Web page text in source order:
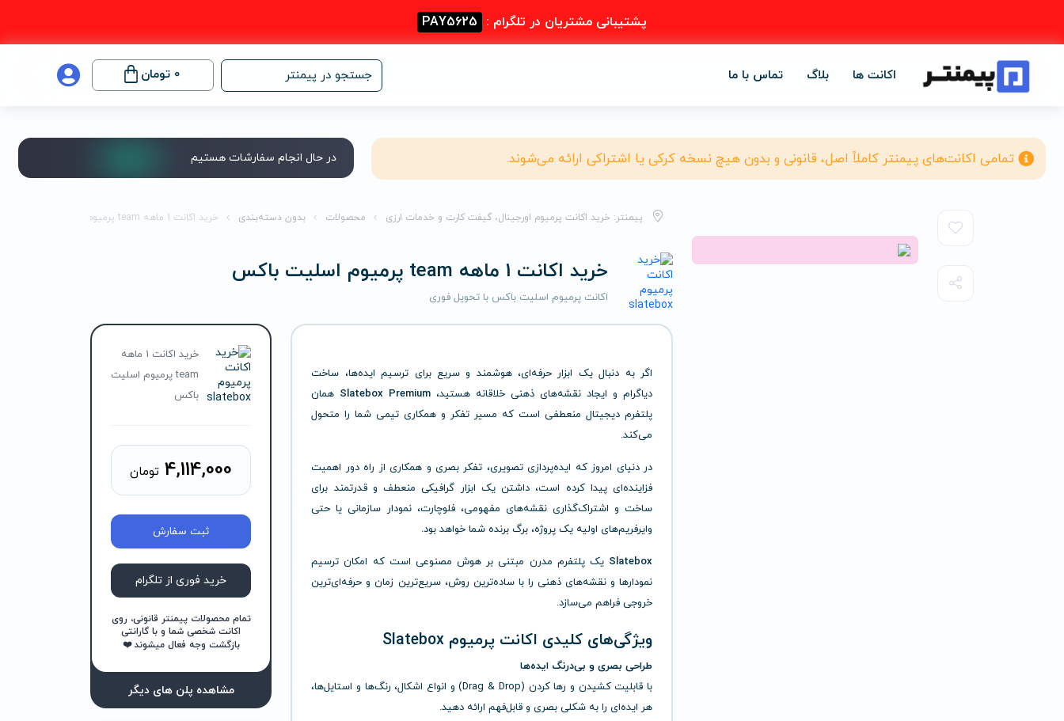
پشتیبانی مشتریان در تلگرام : PAY5625
اکانت ها بلاگ تماس با ما جستجو در پیمنتر 0 تومان
تمامی اکانت‌های پیمنتر کاملاً اصل، قانونی و بدون هیچ نسخه کرکی یا اشتراکی ارائه می‌شوند. در حال انجام سفارشات هستیم
پیمنتر: خرید اکانت پرمیوم اورجینال، گیفت کارت و خدمات ارزی محصولات بدون دسته‌بندی خرید اکانت 1 ماهه team پرمیوم اسلیت باکس
خرید اکانت 1 ماهه team پرمیوم اسلیت باکس
اکانت پرمیوم اسلیت باکس با تحویل فوری
اگر به دنبال یک ابزار حرفه‌ای، هوشمند و سریع برای ترسیم ایده‌ها، ساخت
دیاگرام و ایجاد نقشه‌های ذهنی خلاقانه هستید، Slatebox Premium همان
پلتفرم دیجیتال منعطفی است که مسیر تفکر و همکاری تیمی شما را متحول
می‌کند.
در دنیای امروز که ایده‌پردازی تصویری، تفکر بصری و همکاری از راه دور اهمیت
فزاینده‌ای پیدا کرده است، داشتن یک ابزار گرافیکی منعطف و قدرتمند برای
ساخت و اشتراک‌گذاری نقشه‌های مفهومی، فلوچارت، نمودار سازمانی یا حتی
وایرفریم‌های اولیه یک پروژه، برگ برنده شما خواهد بود.
Slatebox یک پلتفرم مدرن مبتنی بر هوش مصنوعی است که امکان ترسیم
نمودارها و نقشه‌های ذهنی را با ساده‌ترین روش، سریع‌ترین زمان و حرفه‌ای‌ترین
خروجی فراهم می‌سازد.
ویژگی‌های کلیدی اکانت پرمیوم Slatebox
طراحی بصری و بی‌درنگ ایده‌ها
با قابلیت کشیدن و رها کردن (Drag & Drop) و انواع اشکال، رنگ‌ها و استایل‌ها،
هر ایده‌ای را به شکلی بصری و قابل‌فهم ارائه دهید.
خرید اکانت 1 ماهه
team پرمیوم اسلیت
باکس
4,114,000 تومان
ثبت سفارش
خرید فوری از تلگرام
تمام محصولات پیمنتر قانونی، روی
اکانت شخصی شما و با گارانتی
بازگشت وجه فعال میشوند ❤️
مشاهده پلن های دیگر